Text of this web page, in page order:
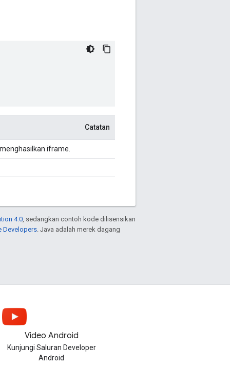
Catatan
iframe.
4.0 , sedangkan contoh kode dilisensikan
Developers . Java adalah merek dagang
Video Android
Kunjungi Saluran Developer
Android